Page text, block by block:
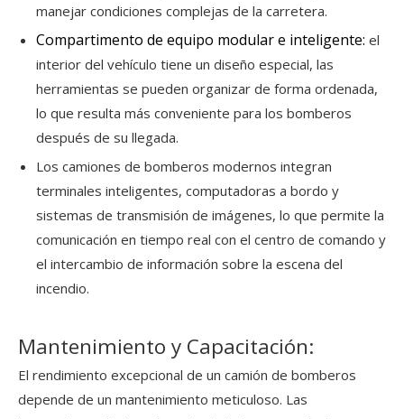
manejar condiciones complejas de la carretera.
Compartimento de equipo modular e inteligente: el
interior del vehículo tiene un diseño especial, las
herramientas se pueden organizar de forma ordenada,
lo que resulta más conveniente para los bomberos
después de su llegada.
Los camiones de bomberos modernos integran
terminales inteligentes, computadoras a bordo y
sistemas de transmisión de imágenes, lo que permite la
comunicación en tiempo real con el centro de comando y
el intercambio de información sobre la escena del
incendio.
Mantenimiento y Capacitación:
El rendimiento excepcional de un camión de bomberos
depende de un mantenimiento meticuloso. Las